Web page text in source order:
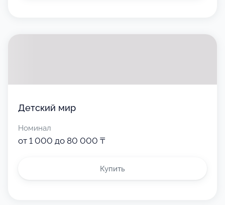
Детский мир
Номинал
от 1 000 до 80 000 ₸
Купить